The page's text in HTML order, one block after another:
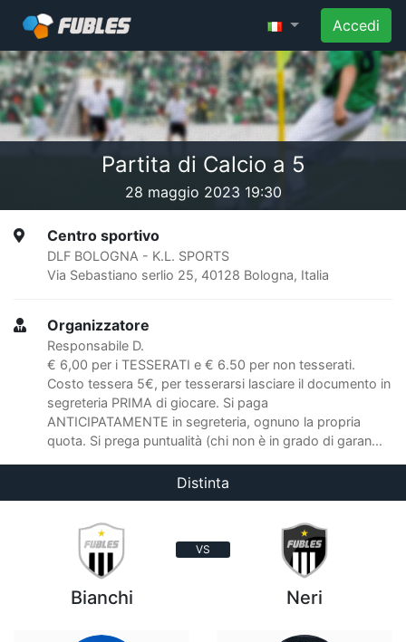
Accedi
Partita di Calcio a 5
28 maggio 2023 19:30
Centro sportivo
DLF BOLOGNA - K.L. SPORTS
Via Sebastiano serlio 25, 40128 Bologna, Italia
Organizzatore
Responsabile D.
€ 6,00 per i TESSERATI e € 6.50 per non tesserati.
Costo tessera 5€, per tesserarsi lasciare il documento in
segreteria PRIMA di giocare. Si paga
ANTICIPATAMENTE in segreteria, ognuno la propria
quota. Si prega puntualità (chi non è in grado di garan...
Distinta
VS
Bianchi Neri